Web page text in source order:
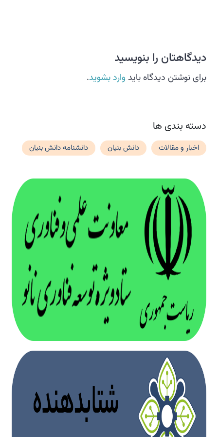
دیدگاهتان را بنویسید
برای نوشتن دیدگاه باید وارد بشوید.
دسته بندی ها
اخبار و مقالات دانش بنیان دانشنامه دانش بنیان